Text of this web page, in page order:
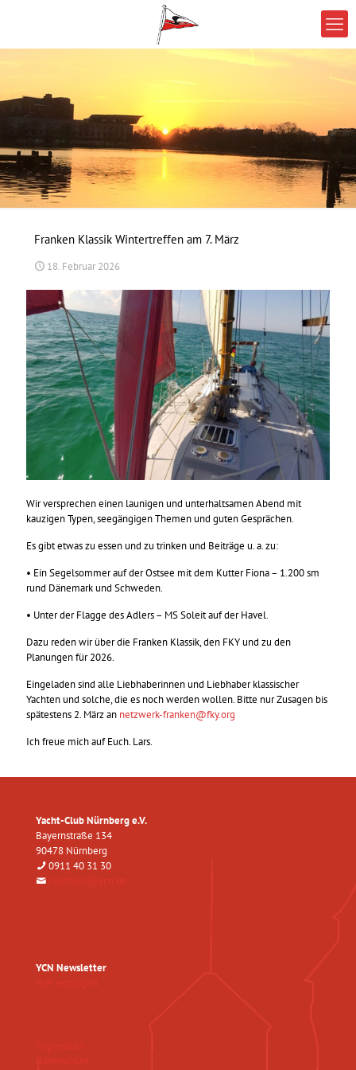
Franken Klassik Wintertreffen am 7. März
18. Februar 2026
Wir versprechen einen launigen und unterhaltsamen Abend mit
kauzigen Typen, seegängigen Themen und guten Gesprächen.
Es gibt etwas zu essen und zu trinken und Beiträge u. a. zu:
• Ein Segelsommer auf der Ostsee mit dem Kutter Fiona – 1.200 sm
rund Dänemark und Schweden.
• Unter der Flagge des Adlers – MS Soleit auf der Havel.
Dazu reden wir über die Franken Klassik, den FKY und zu den
Planungen für 2026.
Eingeladen sind alle Liebhaberinnen und Liebhaber klassischer
Yachten und solche, die es noch werden wollen. Bitte nur Zusagen bis
spätestens 2. März an netzwerk-franken@fky.org
Ich freue mich auf Euch. Lars.
Yacht-Club Nürnberg e.V.
Bayernstraße 134
90478 Nürnberg
0911 40 31 30
clubhaus@ycn.de
YCN Newsletter
Hier eintragen
Impressum
Datenschutz